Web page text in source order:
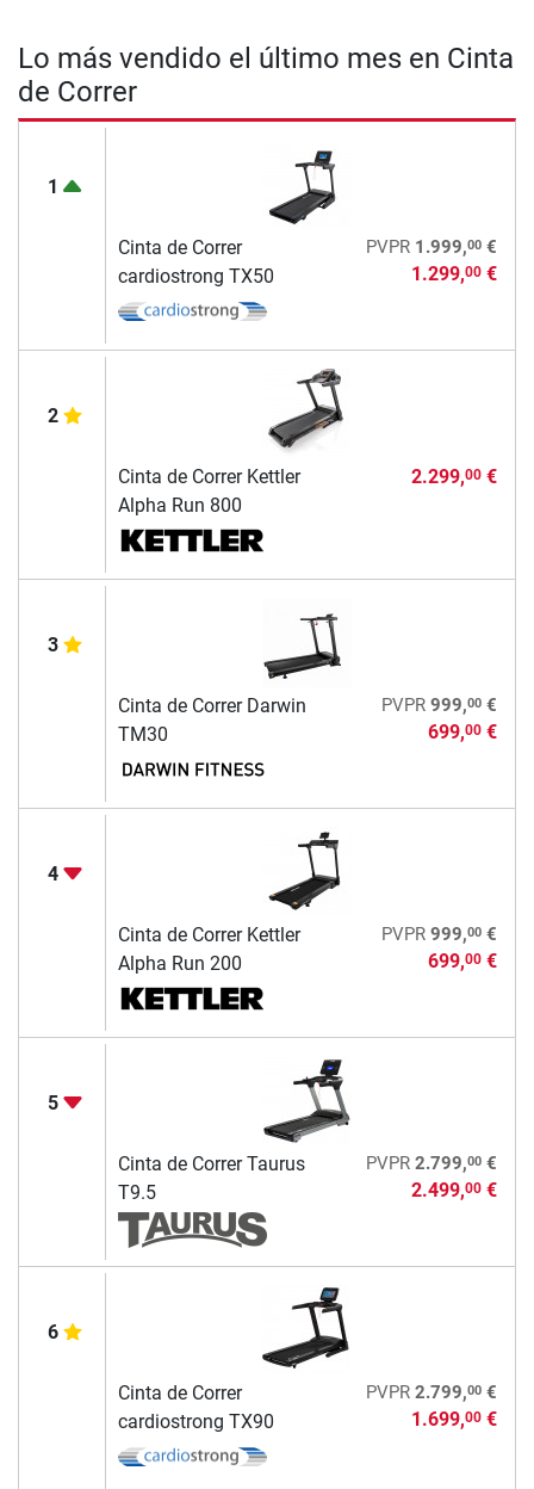
Lo más vendido el último mes en Cinta
de Correr
1
Cinta de Correr
cardiostrong TX50
PVPR 1.999,00€
1.299,00€
2
Cinta de Correr Kettler
Alpha Run 800
2.299,00€
3
Cinta de Correr Darwin
TM30
PVPR 999,00€
699,00€
4
Cinta de Correr Kettler
Alpha Run 200
PVPR 999,00€
699,00€
5
Cinta de Correr Taurus
T9.5
PVPR 2.799,00€
2.499,00€
6
Cinta de Correr
cardiostrong TX90
PVPR 2.799,00€
1.699,00€